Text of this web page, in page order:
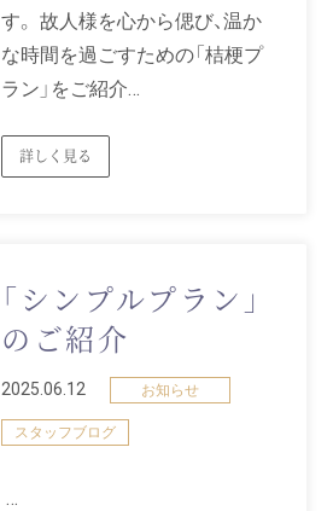
す。 故人様を心から偲び、温か
な時間を過ごすための「桔梗プ
ラン」をご紹介…
詳しく見る
「シンプルプラン」
のご紹介
2025.06.12 お知らせ
スタッフブログ
…